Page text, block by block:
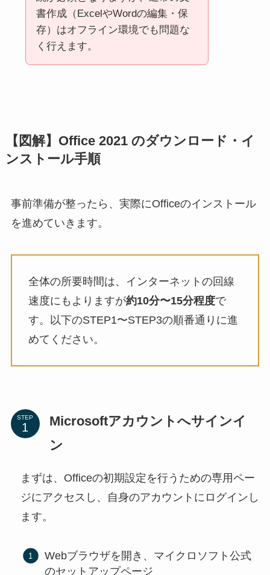
書作成（ExcelやWordの編集・保
存）はオフライン環境でも問題な
く行えます。
【図解】Office 2021 のダウンロード・イ
ンストール手順
事前準備が整ったら、実際にOfficeのインストール
を進めていきます。
全体の所要時間は、インターネットの回線
速度にもよりますが約10分〜15分程度で
す。以下のSTEP1〜STEP3の順番通りに進
めてください。
STEP
Microsoftアカウントへサインイ
ン
まずは、Officeの初期設定を行うための専用ペー
ジにアクセスし、自身のアカウントにログインし
ます。
Webブラウザを開き、マイクロソフト公式
のセットアップページ